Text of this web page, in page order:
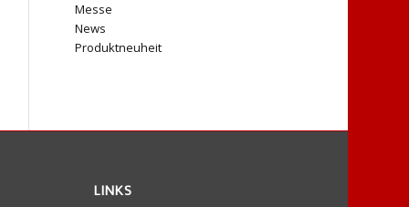
Messe
News
Produktneuheit
LINKS